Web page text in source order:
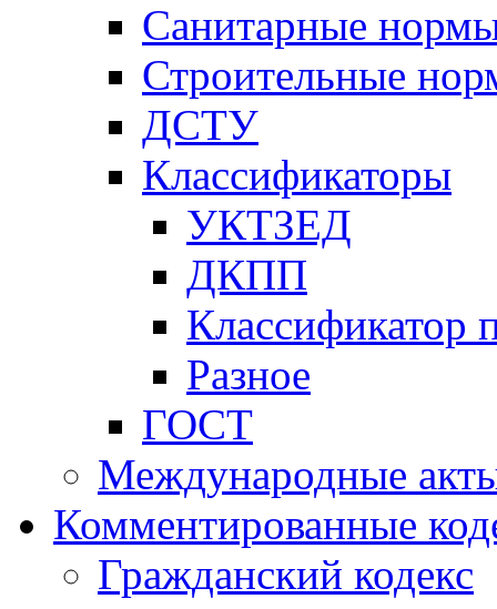
Санитарные
Строительные
ДСТУ
Классификаторы
УКТЗЕД
ДКПП
Классификатор
Разное
ГОСТ
Международные
Комментированные
Гражданский кодекс